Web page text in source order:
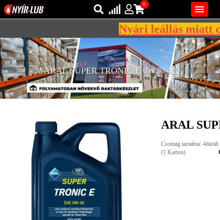
REGISZTRÁCIÓ
KENŐANYAGOK
MÁRKÁK
NORMÁK
VISZKOZITÁSOK

Bejelentkezés
Regisztráció
0
AZ ÖN KOSARA ÜRES
Nyári leállás miatt
ARAL SUPER TRONIC E 0W30 4L
ARAL
Csomag tartalma: 4darab
(1 Karton)